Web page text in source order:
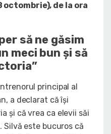
octombrie), de la ora
să ne găsim
meci bun și să
principal al
a declarat că își
și că vrea ca elevii săi
Silvă este bucuros că